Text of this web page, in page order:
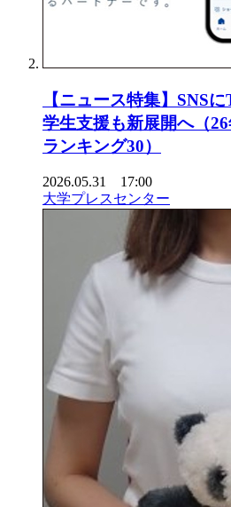
【ニュース特集】SNS
学生支援も新展開へ（
ランキング30）
2026.05.31 17:00
大学プレスセンター